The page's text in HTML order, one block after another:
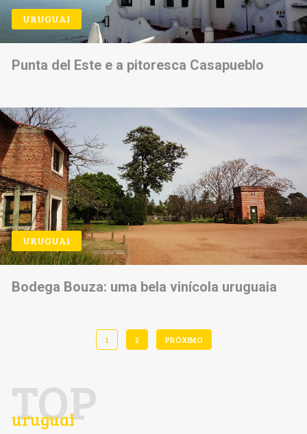
URUGUAI
Punta del Este e a pitoresca Casapueblo
URUGUAI
Bodega Bouza: uma bela vinícola uruguaia
1 2 PRÓXIMO
TOP
uruguai